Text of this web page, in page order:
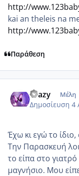
http://
kai an theleis na
http://
Παράθεση
Crazy Μέλη
Δημοσίευση 4
Έχω κι εγώ το
Την Παρασκευή
το είπα στο
μαγνήσιο. Μου